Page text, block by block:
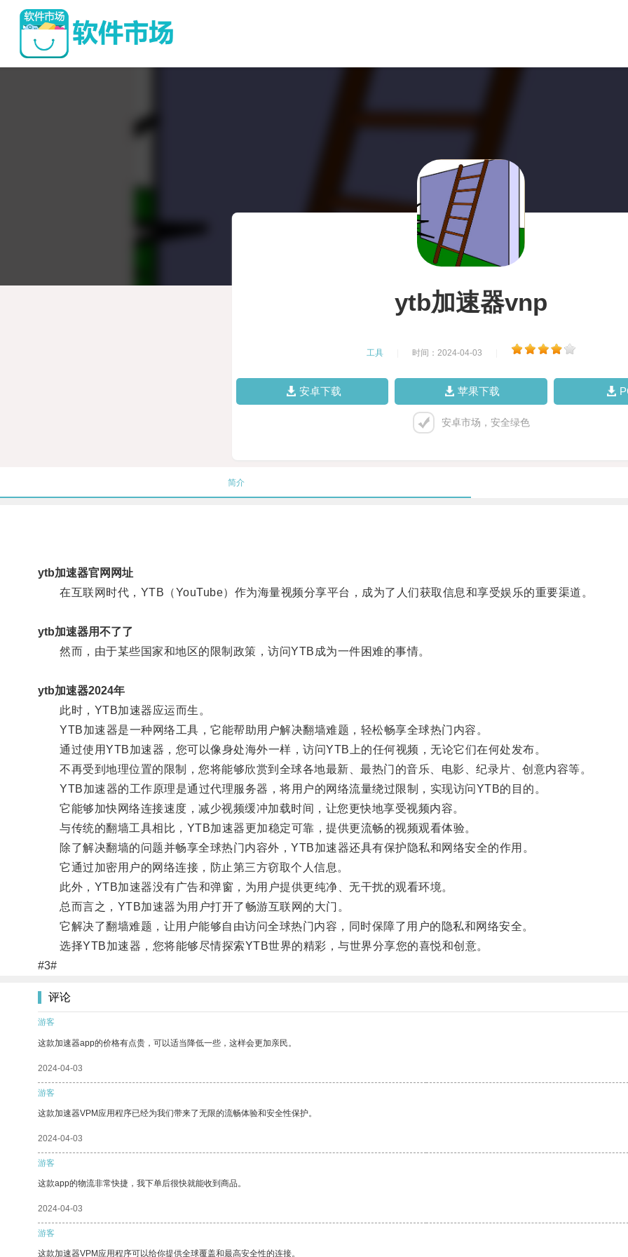
ytb加速器vnp
工具 时间：2024-04-03
安卓下载 苹果下载
安卓市场，安全绿色
简介
ytb加速器官网网址
在互联网时代，YTB（YouTube）作为海量视频分享平台，成为了人们获取信息和享受娱乐的重要渠道。
ytb加速器用不了了
然而，由于某些国家和地区的限制政策，访问YTB成为一件困难的事情。
ytb加速器2024年
此时，YTB加速器应运而生。
YTB加速器是一种网络工具，它能帮助用户解决翻墙难题，轻松畅享全球热门内容。
通过使用YTB加速器，您可以像身处海外一样，访问YTB上的任何视频，无论它们在何处发布。
不再受到地理位置的限制，您将能够欣赏到全球各地最新、最热门的音乐、电影、纪录片、创意内容等。
YTB加速器的工作原理是通过代理服务器，将用户的网络流量绕过限制，实现访问YTB的目的。
它能够加快网络连接速度，减少视频缓冲加载时间，让您更快地享受视频内容。
与传统的翻墙工具相比，YTB加速器更加稳定可靠，提供更流畅的视频观看体验。
除了解决翻墙的问题并畅享全球热门内容外，YTB加速器还具有保护隐私和网络安全的作用。
它通过加密用户的网络连接，防止第三方窃取个人信息。
此外，YTB加速器没有广告和弹窗，为用户提供更纯净、无干扰的观看环境。
总而言之，YTB加速器为用户打开了畅游互联网的大门。
它解决了翻墙难题，让用户能够自由访问全球热门内容，同时保障了用户的隐私和网络安全。
选择YTB加速器，您将能够尽情探索YTB世界的精彩，与世界分享您的喜悦和创意。
#3#
评论
游客
这款加速器app的价格有点贵，可以适当降低一些，这样会更加亲民。
2024-04-03
游客
这款加速器VPM应用程序已经为我们带来了无限的流畅体验和安全性保护。
2024-04-03
游客
这款app的物流非常快捷，我下单后很快就能收到商品。
2024-04-03
游客
这款加速器VPM应用程序可以给你提供全球覆盖和最高安全性的连接。